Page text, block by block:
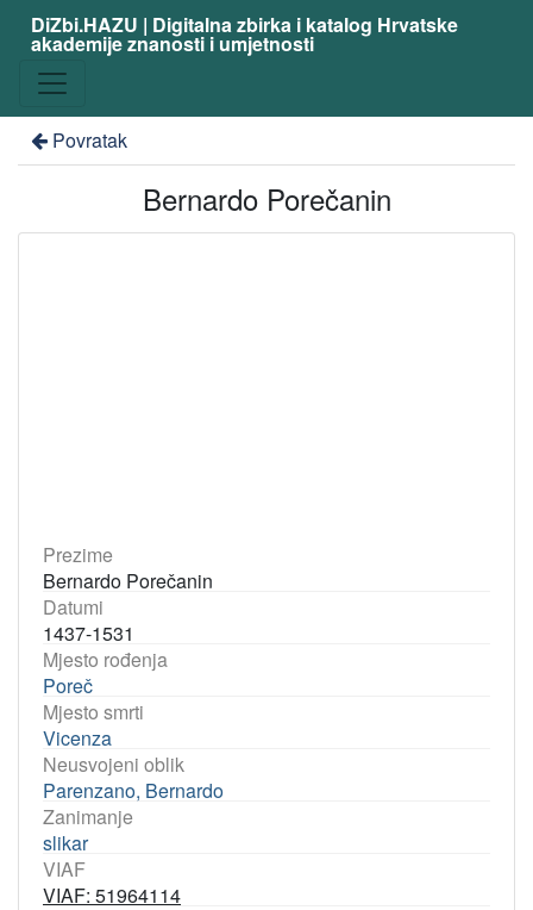
DiZbi.HAZU | Digitalna zbirka i katalog Hrvatske
akademije znanosti i umjetnosti
Povratak
Bernardo Porečanin
Prezime
Bernardo Porečanin
Datumi
1437-1531
Mjesto rođenja
Poreč
Mjesto smrti
Vicenza
Neusvojeni oblik
Parenzano, Bernardo
Zanimanje
slikar
VIAF
VIAF: 51964114